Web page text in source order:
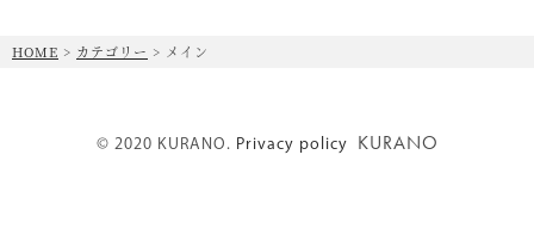
HOME カテゴリー メイン
© 2020 KURANO. Privacy policy KURANO